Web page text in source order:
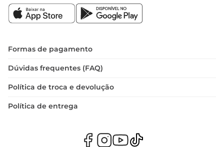
Formas de pagamento
Dúvidas frequentes (FAQ)
Política de troca e devolução
Política de entrega